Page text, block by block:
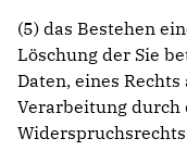
(5) das Bestehen
Löschung der Sie
Daten, eines
Verarbeitung durch